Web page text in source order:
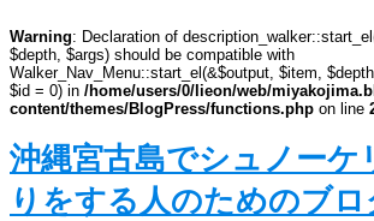
Warning: Declaration of
$depth, $args) should be compatible with
Walker_Nav_Menu::start_el(&$output, $item,
$id = 0) in /home/users/0/lieon/web/
content/themes/BlogPress/functions.php on line
沖縄宮古島でシュノーケ
りをする人のためのブロ